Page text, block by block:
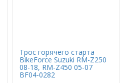
Трос горячего старта
BikeForce Suzuki RM-Z250
08-18, RM-Z450 05-07
BF04-0282